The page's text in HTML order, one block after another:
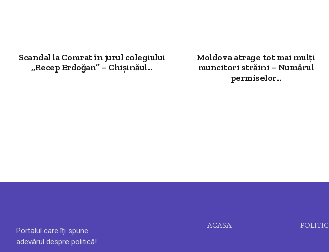
Scandal la Comrat în jurul colegiului
„Recep Erdoğan” – Chișinăul...
Moldova atrage tot mai mulți
muncitori străini – Numărul
permiselor...
Portalul care îți spune
adevărul despre politică!
ACASA POLITIC